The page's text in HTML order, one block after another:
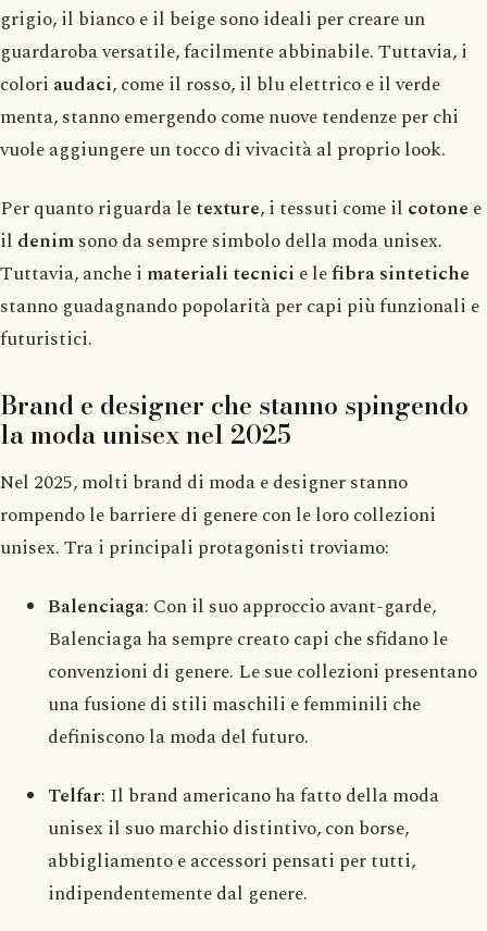
grigio, il bianco e il beige sono ideali per creare un
guardaroba versatile, facilmente abbinabile. Tuttavia, i
colori audaci, come il rosso, il blu elettrico e il verde
menta, stanno emergendo come nuove tendenze per chi
vuole aggiungere un tocco di vivacità al proprio look.
Per quanto riguarda letexture, i tessuti come il cotone e
il denimsono da sempre simbolo della moda unisex.
Tuttavia, anche i materiali tecnici e lefibra sintetiche
stanno guadagnando popolarità per capi più funzionali e
futuristici.
Brand e designer che stanno spingendo
la moda unisex nel 2025
Nel 2025, molti brand di moda e designer stanno
rompendo le barriere di genere con le loro collezioni
unisex. Tra i principali protagonisti troviamo:
Balenciaga: Con il suo approccio avant-garde,
Balenciaga ha sempre creato capi che sfidano le
convenzioni di genere. Le sue collezioni presentano
una fusione di stili maschili e femminili che
definiscono la moda del futuro.
Telfar: Il brand americano ha fatto della moda
unisex il suo marchio distintivo, con borse,
abbigliamento e accessori pensati per tutti,
indipendentemente dal genere.